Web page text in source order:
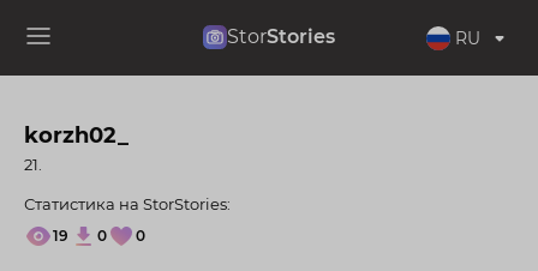
StorStories RU
korzh02_
21.
Статистика на StorStories:
19 0 0